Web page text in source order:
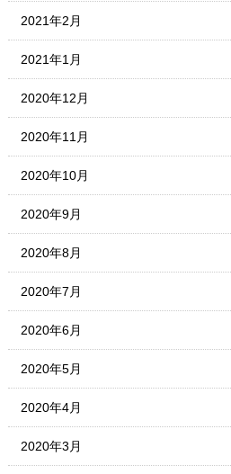
2021年2月
2021年1月
2020年12月
2020年11月
2020年10月
2020年9月
2020年8月
2020年7月
2020年6月
2020年5月
2020年4月
2020年3月